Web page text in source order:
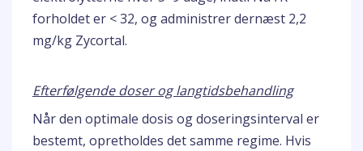
forholdet er < 32, og administrer dernæst 2,2
mg/kg Zycortal.
Efterfølgende doser og langtidsbehandling
Når den optimale dosis og doseringsinterval er
bestemt, opretholdes det samme regime. Hvis